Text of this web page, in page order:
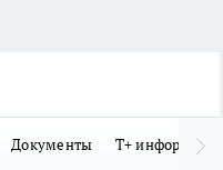
Документы Т+